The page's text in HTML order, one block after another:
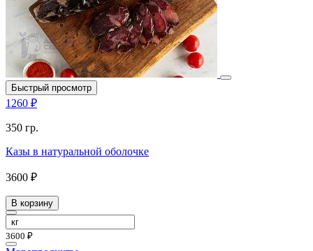
Быстрый просмотр
1260 ₽
350 гр.
Казы в натуральной оболочке
3600 ₽
В корзину
3600 ₽